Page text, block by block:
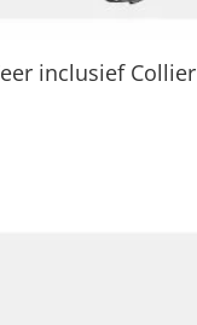
inclusief Collier